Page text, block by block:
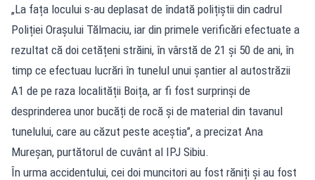
„La fața locului s-au deplasat de îndată polițiștii din cadrul
Poliției Orașului Tălmaciu, iar din primele verificări efectuate a
rezultat că doi cetățeni străini, în vârstă de 21 și 50 de ani, în
timp ce efectuau lucrări în tunelul unui șantier al autostrăzii
A1 de pe raza localității Boița, ar fi fost surprinși de
desprinderea unor bucăți de rocă și de material din tavanul
tunelului, care au căzut peste aceștia”, a precizat Ana
Mureșan, purtătorul de cuvânt al IPJ Sibiu.
În urma accidentului, cei doi muncitori au fost răniți și au fost